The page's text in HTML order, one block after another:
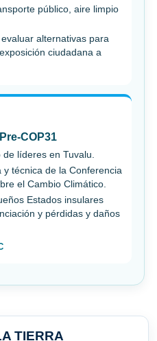
público, aire limpio
alternativas para
ciudadana a
COP31
de líderes en Tuvalu.
y técnica de la Conferencia
el Cambio Climático.
Estados insulares
y pérdidas y daños
TIERRA